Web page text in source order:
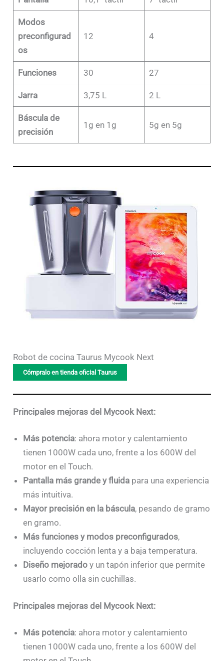
Modos
preconfigurad
os
12 4
Funciones 30 27
Jarra 3,75 L 2 L
Báscula de
precisión
1g en 1g 5g en 5g
Robot de cocina Taurus Mycook Next
Cómpralo en tienda oficial Taurus
Principales mejoras del Mycook Next:
Más potencia: ahora motor y calentamiento
tienen 1000W cada uno, frente a los 600W del
motor en el Touch.
Pantalla más grande y fluida para una experiencia
más intuitiva.
Mayor precisión en la báscula, pesando de gramo
en gramo.
Más funciones y modos preconfigurados,
incluyendo cocción lenta y a baja temperatura.
Diseño mejorado y un tapón inferior que permite
usarlo como olla sin cuchillas.
Principales mejoras del Mycook Next:
Más potencia: ahora motor y calentamiento
tienen 1000W cada uno, frente a los 600W del